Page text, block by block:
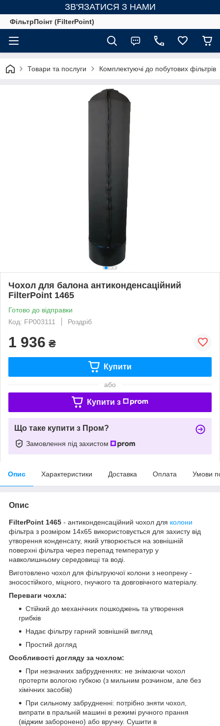
ЗВ'ЯЗАТИСЯ З НАМИ
ФільтрПоінт (FilterPoint)
Товари та послуги Комплектуючі до побутових фільтрів
Чохол для балона антиконденсаційний
FilterPoint 1465
Готово до відправки
Код: FP003111
Роздріб
1 936 ₴
Купити
або
Купити з
Що таке купити з Пром?
Замовлення під захистом
Опис Характеристики Доставка Оплата Умови
Опис
FilterPoint 1465 - антиконденсаційний чохол для колони
фільтра з розміром 14х65 використовується для захисту від
утворення конденсату, який утворюється на зовнішній
поверхні фільтра через перепад температур у
навколишньому середовищі та воді.
Виготовлено чохол для фільтруючої колони з неопрену -
зносостійкого, міцного, гнучкого та довговічного матеріалу.
Переваги чохла:
Стійкий до механічних пошкоджень та утворення
грибків
Надає фільтру гарний зовнішній вигляд
Простий догляд
Особливості догляду за чохлом:
При незначних забрудненнях: не знімаючи чохол
протерти вологою губкою (з мильним розчином, але без
хімічних засобів)
При сильному забрудненні: потрібно зняти чохол,
випрати в пральній машині в режимі ручного прання
(віджим заборонено) або вручну. Сушити в